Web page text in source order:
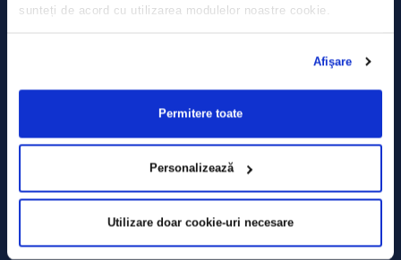
sunteți de acord cu utilizarea modulelor noastre cookie.
Afişare
Permitere toate
Personalizează
Utilizare doar cookie-uri necesare